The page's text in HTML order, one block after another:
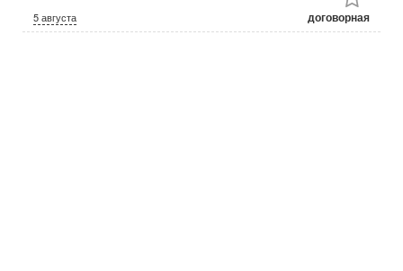
5 августа договорная